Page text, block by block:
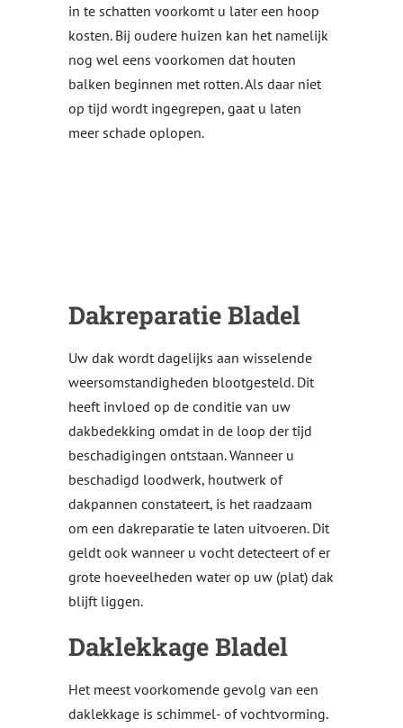
in te schatten voorkomt u later een hoop
kosten. Bij oudere huizen kan het namelijk
nog wel eens voorkomen dat houten
balken beginnen met rotten. Als daar niet
op tijd wordt ingegrepen, gaat u laten
meer schade oplopen.
Dakreparatie Bladel
Uw dak wordt dagelijks aan wisselende
weersomstandigheden blootgesteld. Dit
heeft invloed op de conditie van uw
dakbedekking omdat in de loop der tijd
beschadigingen ontstaan. Wanneer u
beschadigd loodwerk, houtwerk of
dakpannen constateert, is het raadzaam
om een dakreparatie te laten uitvoeren. Dit
geldt ook wanneer u vocht detecteert of er
grote hoeveelheden water op uw (plat) dak
blijft liggen.
Daklekkage Bladel
Het meest voorkomende gevolg van een
daklekkage is schimmel- of vochtvorming.